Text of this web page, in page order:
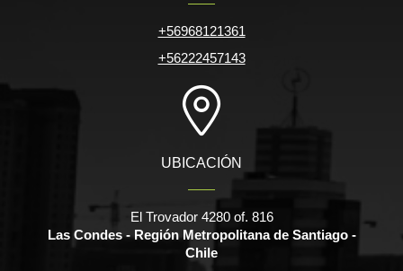
+56968121361
+56222457143
UBICACIÓN
El Trovador 4280 of. 816
Las Condes - Región Metropolitana de Santiago -
Chile